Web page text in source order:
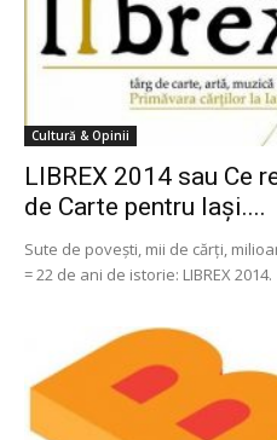
Cultură & Opinii
LIBREX 2014 sau Ce
de Carte pentru Iaşi....
Sute de poveşti, mii de cărţi,
= 22 de ani de istorie: LIBREX